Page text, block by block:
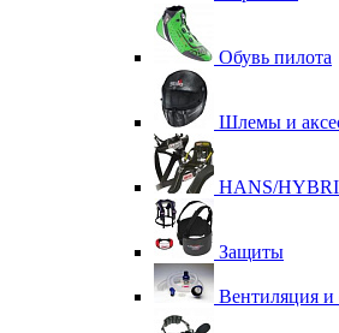
Обувь пилота
Шлемы и
HANS/
Защиты
Вентиляция и